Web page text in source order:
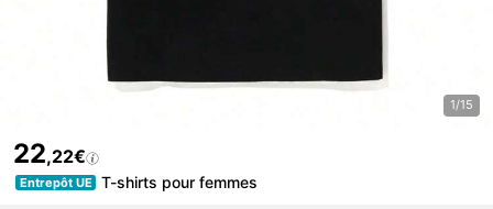
1/15
22,22€
Entrepôt UE T-shirts pour femmes